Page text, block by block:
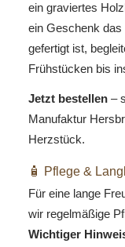
ein graviertes
ein Geschenk
gefertigt ist,
Frühstücken bis
Jetzt bestellen –
Manufaktur
Herzstück.
🧴 Pflege &
Für eine lange
wir regelmäßige
Wichtiger